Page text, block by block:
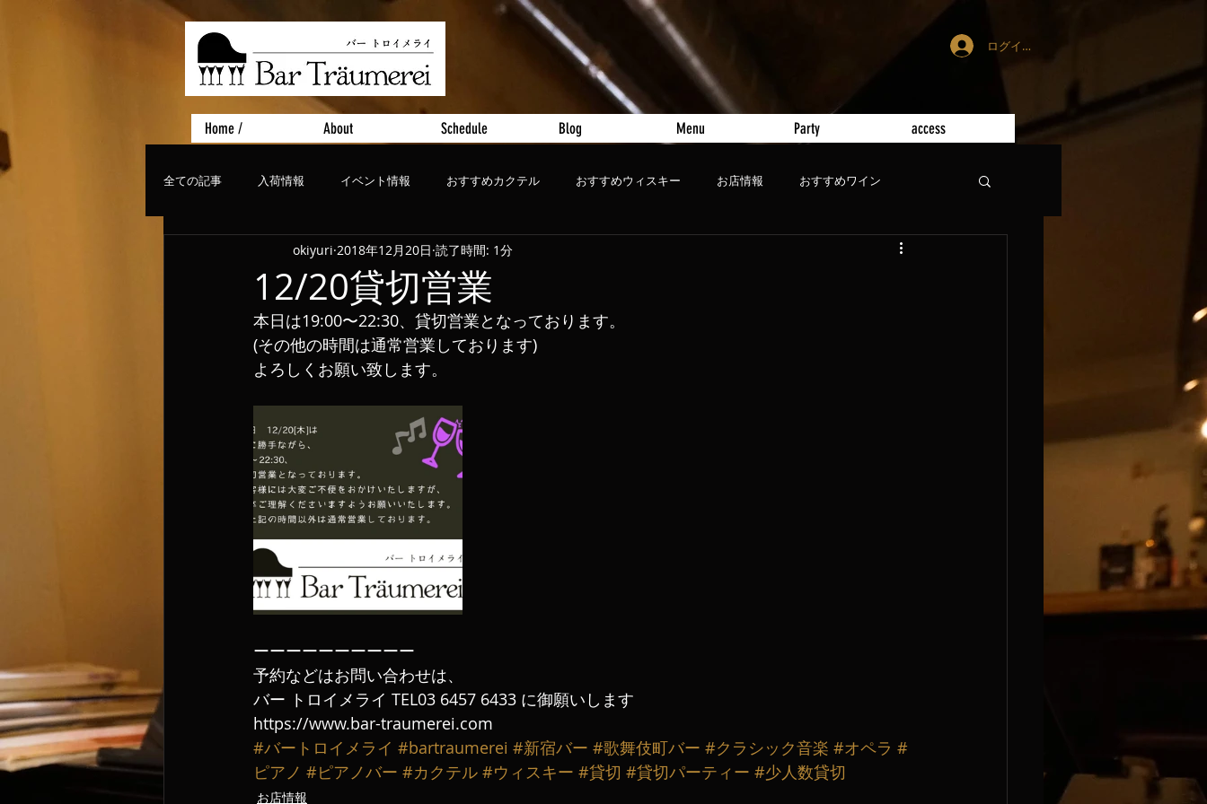
ログイン
Home / About Schedule Blog Menu Party access
全ての記事 入荷情報 イベント情報 おすすめカクテル おすすめウィスキー お店情報 おすすめワイン
ライブ、コンサート おすすめビール
12/20貸切営業
okiyuri 2018年12月20日 読了時間: 1分
本日は19:00〜22:30、貸切営業となっております。
(その他の時間は通常営業しております)
よろしくお願い致します。
ーーーーーーーーーー
予約などはお問い合わせは、
バー トロイメライ TEL03 6457 6433 に御願いします
https://www.bar-traumerei.com
#バートロイメライ #bartraumerei #新宿バー #歌舞伎町バー #クラシック音楽 #オペラ #
ピアノ #ピアノバー #カクテル #ウィスキー #貸切 #貸切パーティー #少人数貸切
お店情報